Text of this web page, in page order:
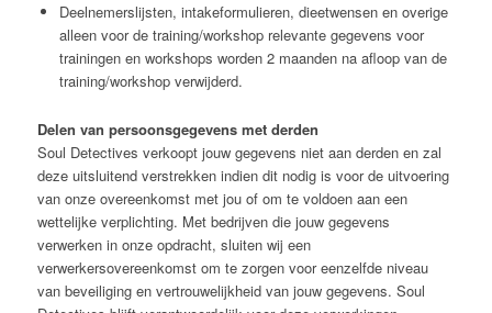
Deelnemerslijsten, intakeformulieren, dieetwensen en overige
alleen voor de training/workshop relevante gegevens voor
trainingen en workshops worden 2 maanden na afloop van de
training/workshop verwijderd.
Delen van persoonsgegevens met derden
Soul Detectives verkoopt jouw gegevens niet aan derden en zal
deze uitsluitend verstrekken indien dit nodig is voor de uitvoering
van onze overeenkomst met jou of om te voldoen aan een
wettelijke verplichting. Met bedrijven die jouw gegevens
verwerken in onze opdracht, sluiten wij een
verwerkersovereenkomst om te zorgen voor eenzelfde niveau
van beveiliging en vertrouwelijkheid van jouw gegevens. Soul